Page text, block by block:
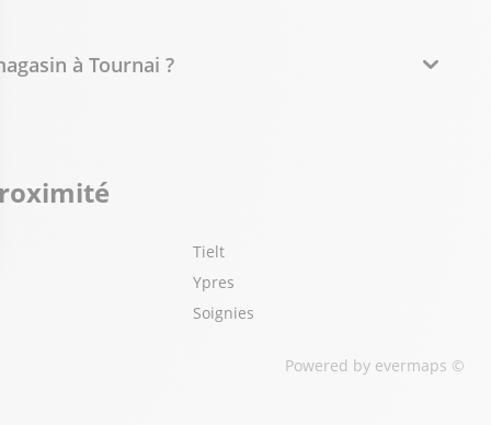
à Tournai ?
Tielt
Ypres
Soignies
Powered by evermaps ©